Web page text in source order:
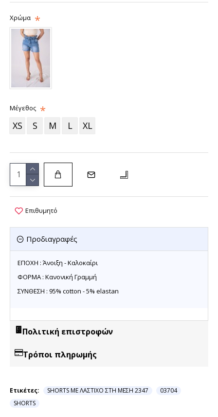
Χρώμα
Μέγεθος
XS S M L XL
Επιθυμητό
Πολιτική επιστροφών
Τρόποι πληρωμής
Προδιαγραφές
ΕΠΟΧΗ : Άνοιξη - Καλοκαίρι
ΦΟΡΜΑ : Κανονική Γραμμή
ΣΥΝΘΕΣΗ : 95% cotton - 5% elastan
Ετικέτες: SHORTS ΜΕ ΛΑΣΤΙΧΟ ΣΤΗ ΜΕΣΗ 2347
03704
SHORTS